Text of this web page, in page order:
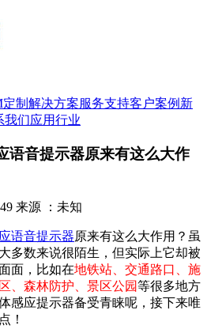
制 解决方案服务支持客户案例 新
我们应用行业
语音提示器原来有这么大作
来源 ：未知
语音提示器原来有这么大作用？虽
多数来说很陌生，但实际上它却被
面，比如在地铁站、交通路口、施
、森林防护、景区公园等很多地方
感应提示器备受青睐呢，接下来唯
！